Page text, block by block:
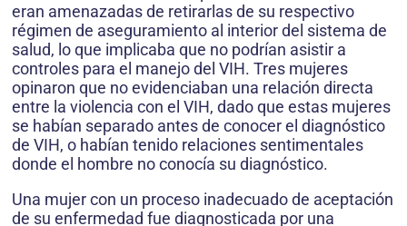
eran amenazadas de retirarlas de su respectivo
régimen de aseguramiento al interior del sistema de
salud, lo que implicaba que no podrían asistir a
controles para el manejo del VIH. Tres mujeres
opinaron que no evidenciaban una relación directa
entre la violencia con el VIH, dado que estas mujeres
se habían separado antes de conocer el diagnóstico
de VIH, o habían tenido relaciones sentimentales
donde el hombre no conocía su diagnóstico.
Una mujer con un proceso inadecuado de aceptación
de su enfermedad fue diagnosticada por una